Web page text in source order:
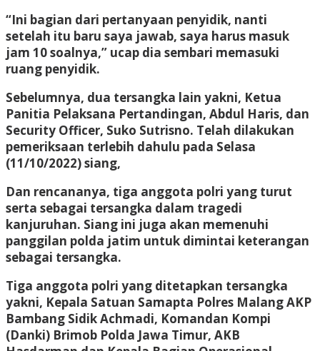
“Ini bagian dari pertanyaan penyidik, nanti
setelah itu baru saya jawab, saya harus masuk
jam 10 soalnya,” ucap dia sembari memasuki
ruang penyidik.
Sebelumnya, dua tersangka lain yakni, Ketua
Panitia Pelaksana Pertandingan, Abdul Haris, dan
Security Officer, Suko Sutrisno. Telah dilakukan
pemeriksaan terlebih dahulu pada Selasa
(11/10/2022) siang,
Dan rencananya, tiga anggota polri yang turut
serta sebagai tersangka dalam tragedi
kanjuruhan. Siang ini juga akan memenuhi
panggilan polda jatim untuk dimintai keterangan
sebagai tersangka.
Tiga anggota polri yang ditetapkan tersangka
yakni, Kepala Satuan Samapta Polres Malang AKP
Bambang Sidik Achmadi, Komandan Kompi
(Danki) Brimob Polda Jawa Timur, AKB